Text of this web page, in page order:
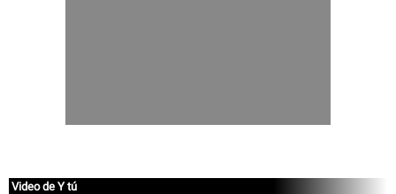
Video de Y tú